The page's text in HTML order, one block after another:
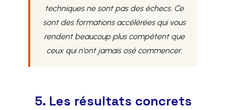
techniques ne sont pas des échecs. Ce
sont des formations accélérées qui vous
rendent beaucoup plus compétent que
ceux qui n'ont jamais osé commencer.
5. Les résultats concrets